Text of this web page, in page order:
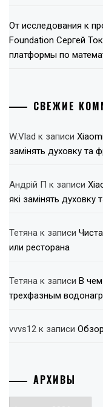
От исследования к
Foundation Сергей
платформы по
СВЕЖИЕ
W.Vlad к записи
замінять духовку та
Андрій П к записи
які замінять
Тетяна к записи
или ресторана
Тетяна к записи В
трехфазным
vvvs12 к записи
АРХИВЫ